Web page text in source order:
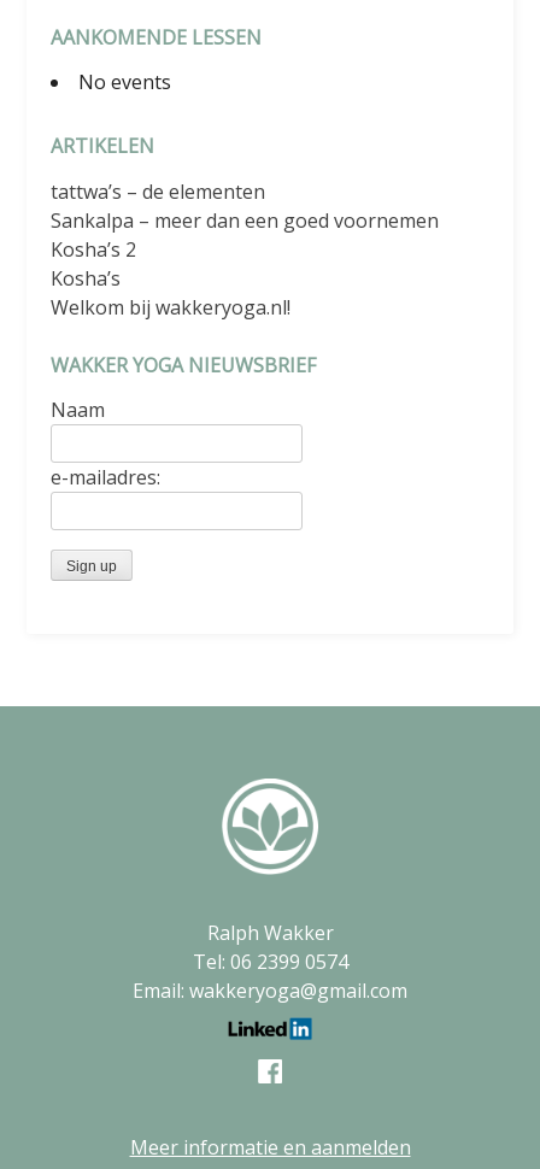
AANKOMENDE LESSEN
No events
ARTIKELEN
tattwa’s – de elementen
Sankalpa – meer dan een goed voornemen
Kosha’s 2
Kosha’s
Welkom bij wakkeryoga.nl!
WAKKER YOGA NIEUWSBRIEF
Naam
e-mailadres:
Ralph Wakker
Tel: 06 2399 0574
Email: wakkeryoga@gmail.com
Meer informatie en aanmelden